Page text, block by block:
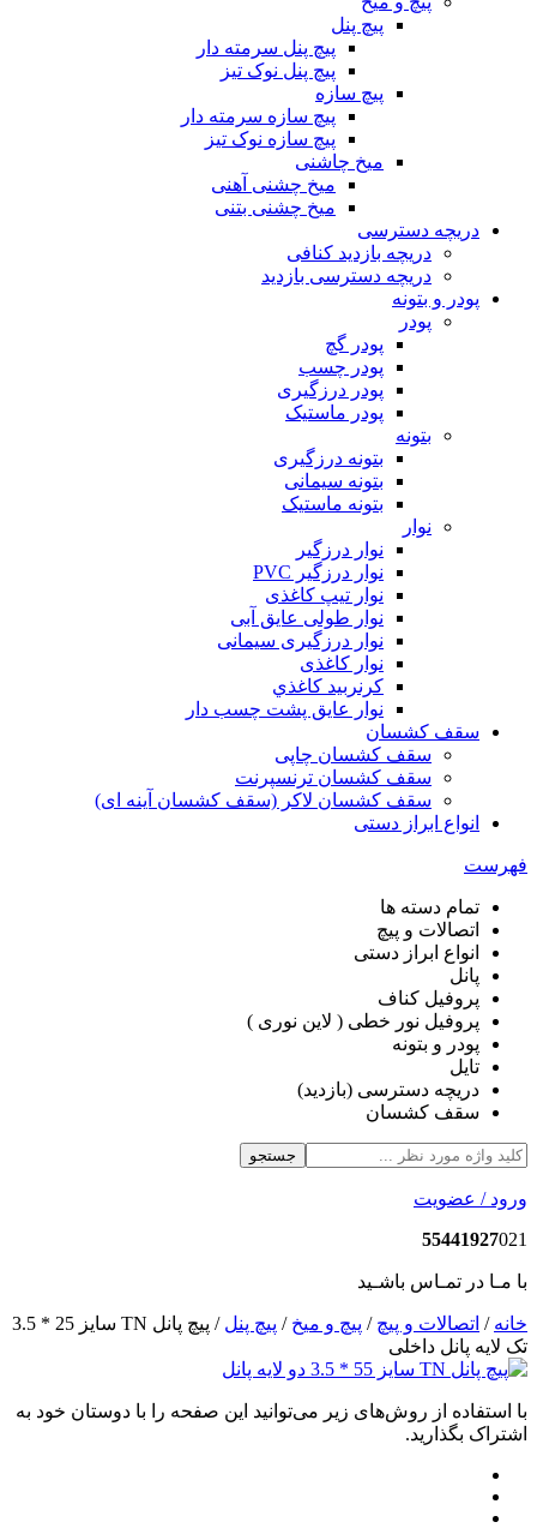
پیچ پنل
پیچ پنل سرمته دار
پیچ پنل نوک تیز
پیچ سازه
پیچ سازه سرمته دار
پیچ سازه نوک تیز
میخ چاشنی
میخ چشنی آهنی
میخ چشنی بتنی
دریچه دسترسی
دریچه بازدید کنافی
دریچه دسترسی بازدید
پودر و بتونه
پودر
پودر گچ
پودر چسب
پودر درزگیری
پودر ماستیک
بتونه
بتونه درزگیری
بتونه سیمانی
بتونه ماستیک
نوار
نوار درزگیر
نوار درزگیر PVC
نوار تیپ کاغذی
نوار طولی عايق آبی
نوار درزگیری سیمانی
نوار کاغذی
کرنربید کاغذي
نوار عایق پشت چسب دار
سقف کشسان
سقف کشسان چاپی
سقف کشسان ترنسپرنت
سقف کشسان لاکر (سقف کشسان آینه ای)
انواع ابراز دستی
تمام دسته ها
اتصالات و پیچ
انواع ابراز دستی
پانل
پروفیل کناف
پروفیل نور خطی ( لاین نوری )
پودر و بتونه
تایل
دریچه دسترسی (بازدید)
سقف کشسان
جستجو
/ عضویت
55441927
مـا در تمـاس باشـید
/اتصالات و پیچ/پیچ و میخ/پیچ پنل
/ پیچ پانل TN سایز 25 * 3.5
لایه پانل داخلی
استفاده از روش‌های زیر می‌توانید این صفحه را با دوستان خود به
بگذارید.